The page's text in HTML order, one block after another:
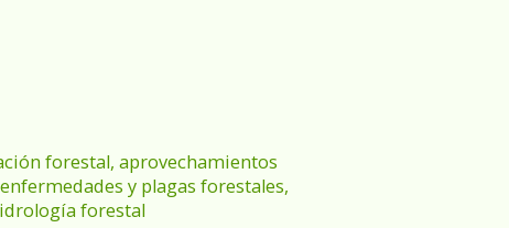
forestal, aprovechamientos
y plagas forestales,
forestal